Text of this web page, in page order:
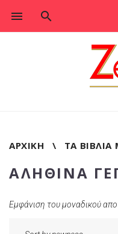
ΑΡΧΙΚΉ \ ΤΑ ΒΙΒΛΊΑ
ΑΛΗΘΙΝΑ
Εμφάνιση του μοναδικού